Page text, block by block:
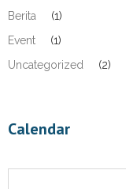
Berita
(1)
Event
(1)
Uncategorized
(2)
Calendar